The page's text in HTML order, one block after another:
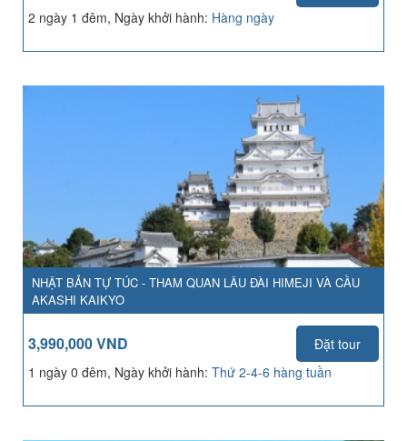
2 ngày 1 đêm, Ngày khởi hành: Hàng ngày
NHẬT BẢN TỰ TÚC - THAM QUAN LÂU ĐÀI HIMEJI VÀ CẦU
AKASHI KAIKYO
3,990,000 VND
Đặt tour
1 ngày 0 đêm, Ngày khởi hành: Thứ 2-4-6 hàng tuần